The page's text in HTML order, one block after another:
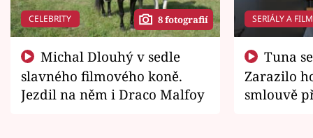
CELEBRITY 8 fotografií
slavného filmového koně.
Jezdil na něm i Draco Malfoy
SERIÁLY A
Zarazilo
smlouvě